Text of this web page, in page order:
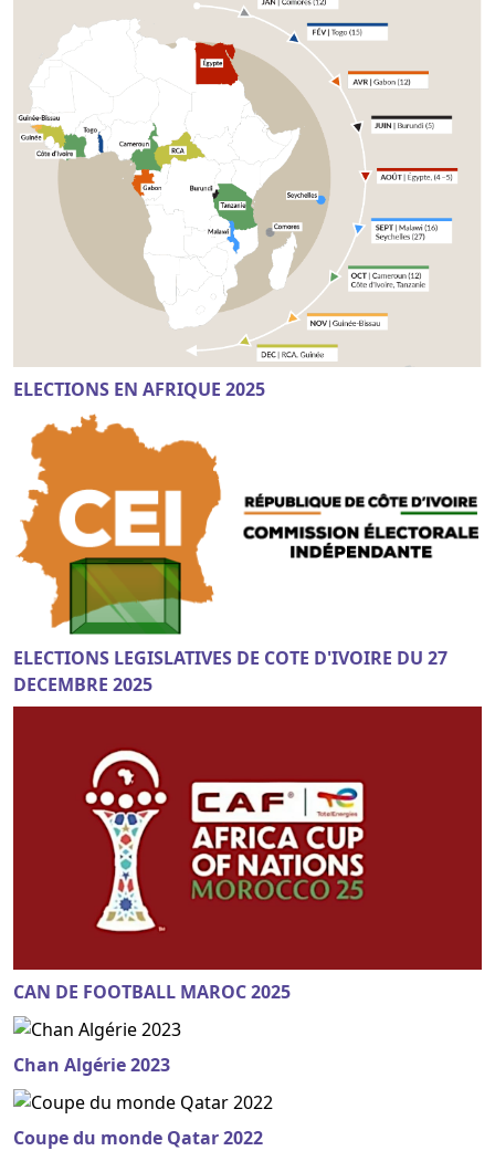
ELECTIONS EN AFRIQUE 2025
ELECTIONS LEGISLATIVES DE COTE D'IVOIRE DU 27
DECEMBRE 2025
CAN DE FOOTBALL MAROC 2025
Chan Algérie 2023
Coupe du monde Qatar 2022